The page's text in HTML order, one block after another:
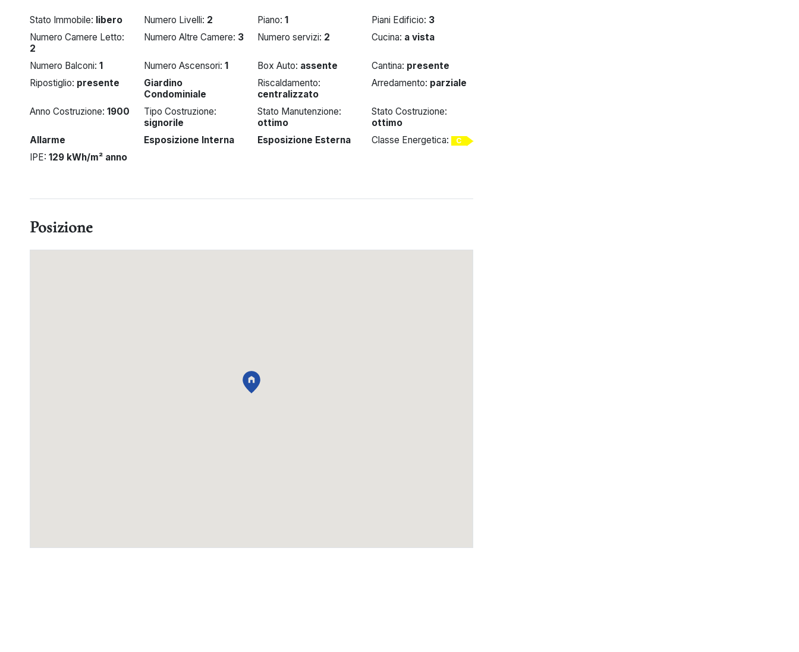
Stato Immobile: libero Numero Livelli: 2 Piano:1 Piani Edificio: 3
Numero Camere Letto:
2
Numero Altre Camere: 3 Numero servizi: 2 Cucina: a vista
Numero Balconi: 1 Numero Ascensori: 1 Box Auto: assente Cantina: presente
Ripostiglio: presente
Giardino
Condominiale
Riscaldamento:
centralizzato
Arredamento: parziale
Anno Costruzione: 1900
Tipo Costruzione:
signorile
Stato Manutenzione:
ottimo
Stato Costruzione:
ottimo
Allarme
Esposizione Interna Esposizione Esterna Classe Energetica: C
IPE: 129 kWh/m² anno
Posizione